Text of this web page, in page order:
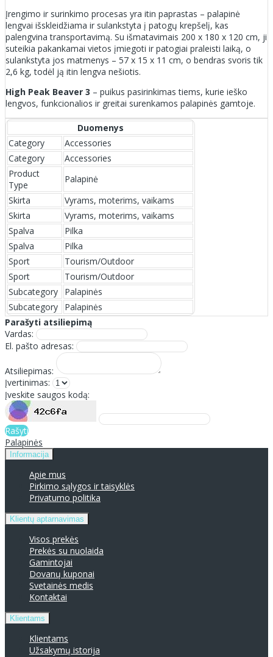
Įrengimo ir surinkimo procesas yra itin paprastas – palapinė
lengvai išskleidžiama ir sulankstyta į patogų krepšelį, kas
palengvina transportavimą. Su išmatavimais 200 x 180 x 120 cm, ji
suteikia pakankamai vietos įmiegoti ir patogiai praleisti laiką, o
sulankstyta jos matmenys – 57 x 15 x 11 cm, o bendras svoris tik
2,6 kg, todėl ją itin lengva nešiotis.
High Peak Beaver 3 – puikus pasirinkimas tiems, kurie ieško
lengvos, funkcionalios ir greitai surenkamos palapinės gamtoje.
Duomenys
Category
Accessories
Category
Accessories
Product
Type
Palapinė
Skirta
Vyrams, moterims, vaikams
Skirta
Vyrams, moterims, vaikams
Spalva
Pilka
Spalva
Pilka
Sport
Tourism/Outdoor
Sport
Tourism/Outdoor
Subcategory
Palapinės
Subcategory
Palapinės
Parašyti atsiliepimą
Vardas:
El. pašto adresas:
Atsiliepimas:
Įvertinimas:
Įveskite saugos kodą:
Rašyti
Palapinės
Informacija
Apie mus
Pirkimo sąlygos ir taisyklės
Privatumo politika
Klientų aptarnavimas
Visos prekės
Prekės su nuolaida
Gamintojai
Dovanų kuponai
Svetainės medis
Kontaktai
Klientams
Klientams
Užsakymų istorija